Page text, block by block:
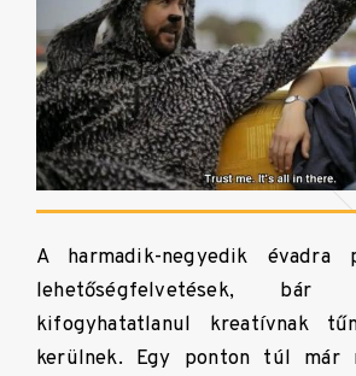
A harmadik-negyedik évadra
lehetőségfelvetések,
kifogyhatatlanul kreatívnak
kerülnek. Egy ponton túl már